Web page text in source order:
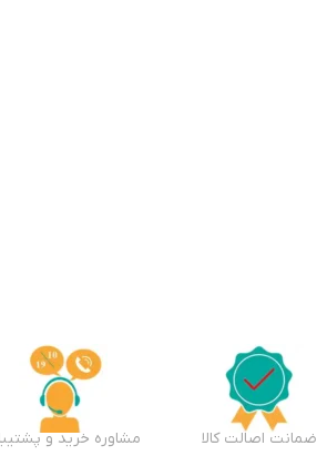
ضمانت اصالت کالا مشاوره خرید و